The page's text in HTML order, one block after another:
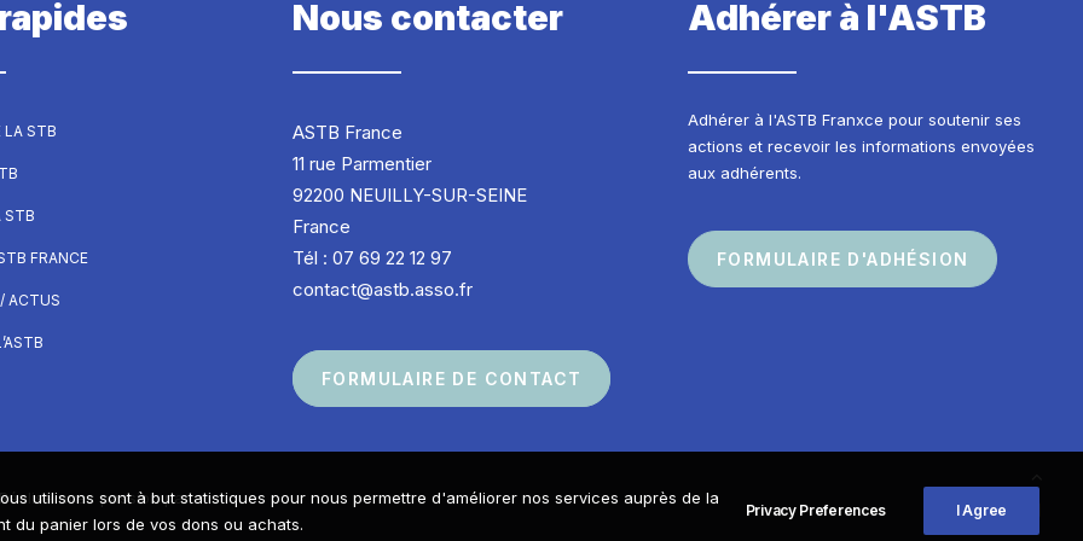
LA STB
STB
FRANCE
ACTUS
Nous contacter
ASTB France
11 rue Parmentier
92200 NEUILLY-SUR-SEINE
France
Tél : 07 69 22 12 97
contact@astb.asso.fr
FORMULAIRE DE CONTACT
Adhérer à l'ASTB
Adhérer à l'ASTB Franxce pour soutenir ses
actions et recevoir les informations envoyées
aux adhérents.
FORMULAIRE D'ADHÉSION
avec passion par
utilisons sont à but statistiques pour nous permettre d'améliorer nos services auprès de la
du panier lors de vos dons ou achats.
Privacy Preferences I Agree